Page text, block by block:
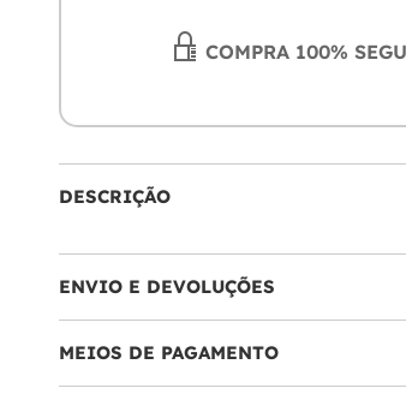
COMPRA 100%
DESCRIÇÃO
ENVIO E DEVOLUÇÕES
MEIOS DE PAGAMENTO